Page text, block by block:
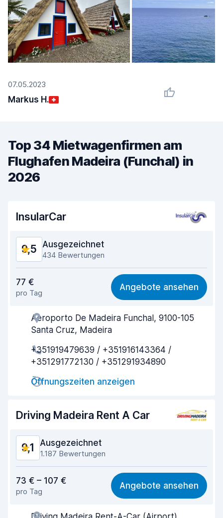
07.05.2023
Markus H.
Top 34 Mietwagenfirmen am
Flughafen Madeira (Funchal) in
2026
InsularCar
9,5 Ausgezeichnet
434 Bewertungen
9,3
Einfach zu finden 9,4
Agenten-Hilfsbereitschaft
Schnelle Abgabe
Sauberkeit des Fahrzeugs
77 €
pro Tag
Angebote ansehen
Aeroporto De Madeira Funchal, 9100-105
Santa Cruz, Madeira
+351919479639 / +351916143364 /
+351291772130 / +351291934890
Öffnungszeiten anzeigen
Driving Madeira Rent A Car
9,1 Ausgezeichnet
1.187 Bewertungen
8,8
Einfach zu finden 9,0
73 € – 107 €
pro Tag
Angebote ansehen